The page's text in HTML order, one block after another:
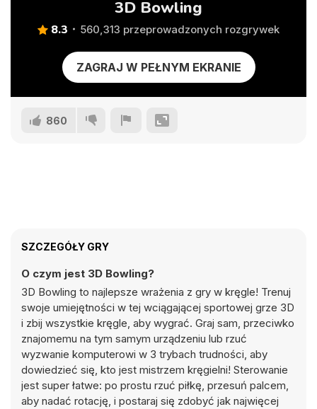
3D Bowling
8.3 560,313 przeprowadzonych rozgrywek
ZAGRAJ W PEŁNYM EKRANIE
860
SZCZEGÓŁY GRY
O czym jest 3D Bowling?
3D Bowling to najlepsze wrażenia z gry w kręgle! Trenuj
swoje umiejętności w tej wciągającej sportowej grze 3D
i zbij wszystkie kręgle, aby wygrać. Graj sam, przeciwko
znajomemu na tym samym urządzeniu lub rzuć
wyzwanie komputerowi w 3 trybach trudności, aby
dowiedzieć się, kto jest mistrzem kręgielni! Sterowanie
jest super łatwe: po prostu rzuć piłkę, przesuń palcem,
aby nadać rotację, i postaraj się zdobyć jak najwięcej